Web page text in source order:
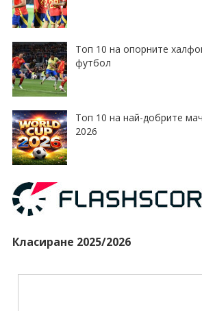
Топ 10 на опорните
футбол
Топ 10 на най-добрите
2026
Класиране 2025/2026